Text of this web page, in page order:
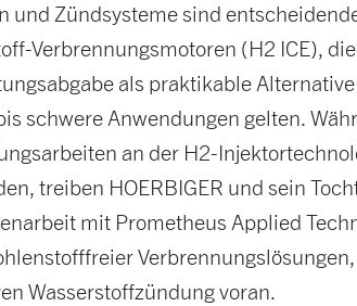
und Zündsysteme sind
Verbrennungsmotoren (H2 ICE),
als praktikable
schwere Anwendungen gelten.
an der H2-
treiben HOERBIGER und sein
mit Prometheus Applied
Wasserstoffzündung voran.